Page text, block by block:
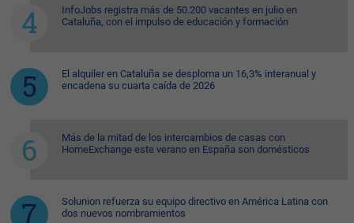
InfoJobs registra más de 50.200 vacantes en julio en
Cataluña, con el impulso de educación y formación
El alquiler en Cataluña se desploma un 16,3% interanual y
encadena su cuarta caída de 2026
Más de la mitad de los intercambios de casas con
HomeExchange este verano en España son domésticos
Solunion refuerza su equipo directivo en América Latina con
dos nuevos nombramientos